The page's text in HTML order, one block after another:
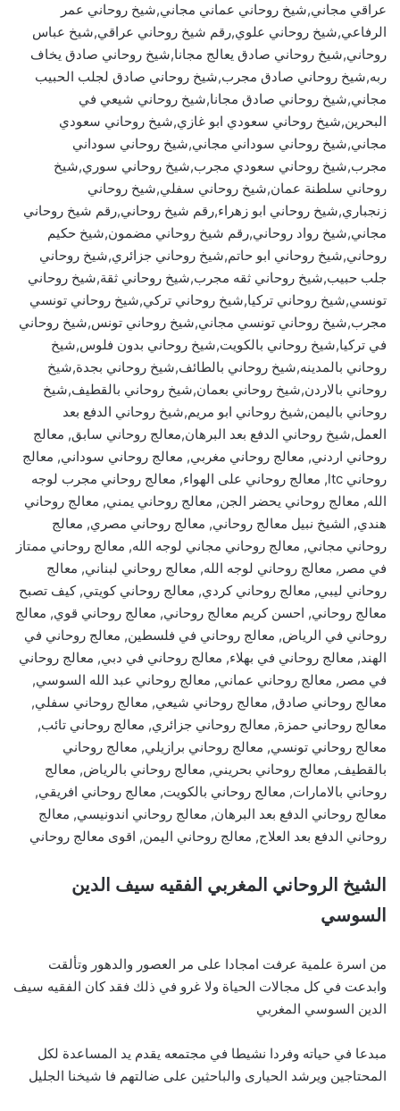
عراقي مجاني,شيخ روحاني عماني مجاني,شيخ روحاني عمر
الرفاعي,شيخ روحاني علوي,رقم شيخ روحاني عراقي,شيخ عباس
روحاني,شيخ روحاني صادق يعالج مجانا,شيخ روحاني صادق يخاف
ربه,شيخ روحاني صادق مجرب,شيخ روحاني صادق لجلب الحبيب
مجاني,شيخ روحاني صادق مجانا,شيخ روحاني شيعي في
البحرين,شيخ روحاني سعودي ابو غازي,شيخ روحاني سعودي
مجاني,شيخ روحاني سوداني مجاني,شيخ روحاني سوداني
مجرب,شيخ روحاني سعودي مجرب,شيخ روحاني سوري,شيخ
روحاني سلطنة عمان,شيخ روحاني سفلي,شيخ روحاني
زنجباري,شيخ روحاني ابو زهراء,رقم شيخ روحاني,رقم شيخ روحاني
مجاني,شيخ رواد روحاني,رقم شيخ روحاني مضمون,شيخ حكيم
روحاني,شيخ روحاني ابو حاتم,شيخ روحاني جزائري,شيخ روحاني
جلب حبيب,شيخ روحاني ثقه مجرب,شيخ روحاني ثقة,شيخ روحاني
تونسي,شيخ روحاني تركيا,شيخ روحاني تركي,شيخ روحاني تونسي
مجرب,شيخ روحاني تونسي مجاني,شيخ روحاني تونس,شيخ روحاني
في تركيا,شيخ روحاني بالكويت,شيخ روحاني بدون فلوس,شيخ
روحاني بالمدينه,شيخ روحاني بالطائف,شيخ روحاني بجدة,شيخ
روحاني بالاردن,شيخ روحاني بعمان,شيخ روحاني بالقطيف,شيخ
روحاني باليمن,شيخ روحاني ابو مريم,شيخ روحاني الدفع بعد
العمل,شيخ روحاني الدفع بعد البرهان,معالج روحاني سابق, معالج
روحاني اردني, معالج روحاني مغربي, معالج روحاني سوداني, معالج
روحاني ltc, معالج روحاني على الهواء, معالج روحاني مجرب لوجه
الله, معالج روحاني يحضر الجن, معالج روحاني يمني, معالج روحاني
هندي, الشيخ نبيل معالج روحاني, معالج روحاني مصري, معالج
روحاني مجاني, معالج روحاني مجاني لوجه الله, معالج روحاني ممتاز
في مصر, معالج روحاني لوجه الله, معالج روحاني لبناني, معالج
روحاني ليبي, معالج روحاني كردي, معالج روحاني كويتي, كيف تصبح
معالج روحاني, احسن كريم معالج روحاني, معالج روحاني قوي, معالج
روحاني في الرياض, معالج روحاني في فلسطين, معالج روحاني في
الهند, معالج روحاني في بهلاء, معالج روحاني في دبي, معالج روحاني
في مصر, معالج روحاني عماني, معالج روحاني عبد الله السوسي,
معالج روحاني صادق, معالج روحاني شيعي, معالج روحاني سفلي,
معالج روحاني حمزة, معالج روحاني جزائري, معالج روحاني تائب,
معالج روحاني تونسي, معالج روحاني برازيلي, معالج روحاني
بالقطيف, معالج روحاني بحريني, معالج روحاني بالرياض, معالج
روحاني بالامارات, معالج روحاني بالكويت, معالج روحاني افريقي,
معالج روحاني الدفع بعد البرهان, معالج روحاني اندونيسي, معالج
روحاني الدفع بعد العلاج, معالج روحاني اليمن, اقوى معالج روحاني
الشيخ الروحاني المغربي الفقيه سيف الدين
السوسي
من اسرة علمية عرفت امجادا على مر العصور والدهور وتألقت
وابدعت في كل مجالات الحياة ولا غرو في ذلك فقد كان الفقيه سيف
الدين السوسي المغربي
مبدعا في حياته وفردا نشيطا في مجتمعه يقدم يد المساعدة لكل
المحتاجين ويرشد الحيارى والباحثين على ضالتهم فا شيخنا الجليل